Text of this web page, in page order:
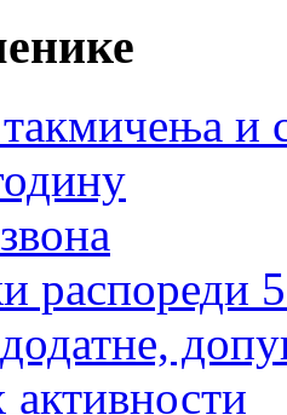
распореди
активности